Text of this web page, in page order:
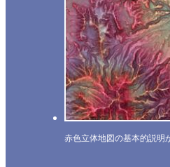
赤色立体地図の基本的説明